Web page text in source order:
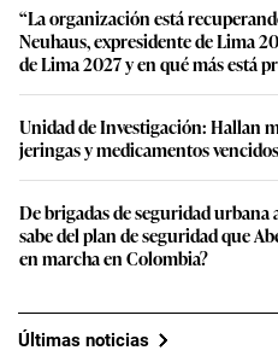
“La organización está
Neuhaus, expresidente de Lima
de Lima 2027 y en qué más está
Unidad de Investigación: Hallan
jeringas y medicamentos
De brigadas de seguridad urbana
sabe del plan de seguridad que
en marcha en Colombia?
Últimas noticias